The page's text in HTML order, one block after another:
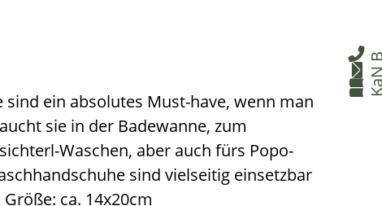



sind ein absolutes Must-have, wenn man
sie in der Badewanne, zum
Waschen, aber auch fürs Popo-
sind vielseitig einsetzbar
ca. 14x20cm